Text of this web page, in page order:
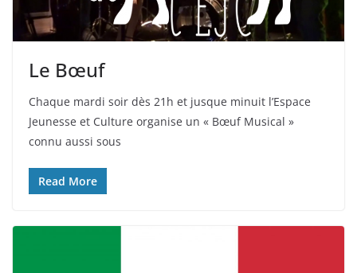
Le Bœuf
Chaque mardi soir dès 21h et jusque minuit l’Espace
Jeunesse et Culture organise un « Bœuf Musical »
connu aussi sous
Read More